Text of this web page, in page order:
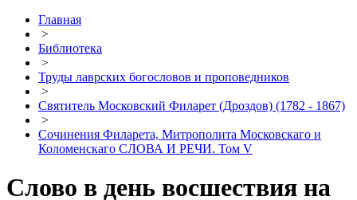
Главная
>
Библиотека
>
Труды лаврских богословов и проповедников
>
Святитель Московский Филарет (Дроздов) (1782 - 1867)
>
Сочинения Филарета, Митрополита Московскаго и
Коломенскаго СЛОВА И РЕЧИ. Том V
Слово в день восшествия на